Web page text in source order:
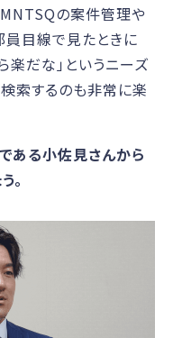
の案件管理や
員目線で見たときに
楽だな」というニーズ
索するのも非常に楽
ある小佐見さんから
。